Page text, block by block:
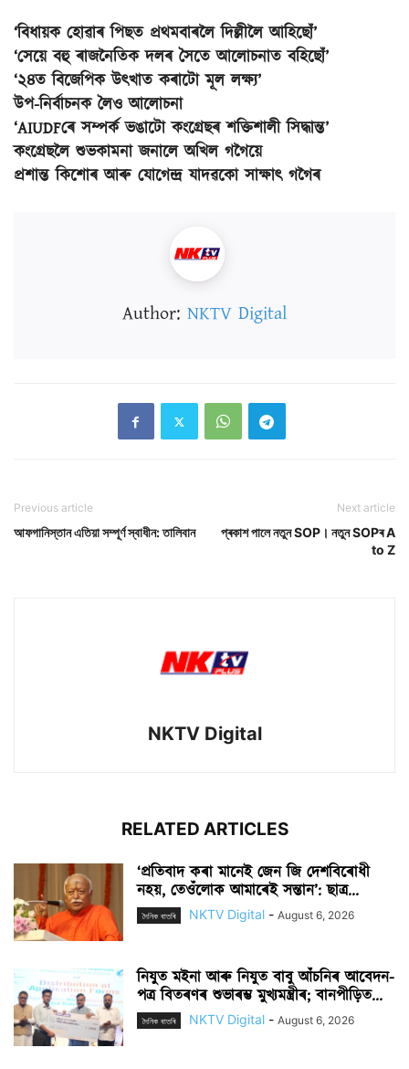
‘বিধায়ক হোৱাৰ পিছত প্ৰথমবাৰলৈ দিল্লীলৈ আহিছোঁ’
‘সেয়ে বহু ৰাজনৈতিক দলৰ সৈতে আলোচনাত বহিছোঁ’
‘২৪ত বিজেপিক উৎখাত কৰাটো মূল লক্ষ্য’
উপ-নিৰ্বাচনক লৈও আলোচনা
‘AIUDFৰে সম্পৰ্ক ভঙাটো কংগ্ৰেছৰ শক্তিশালী সিদ্ধান্ত’
কংগ্ৰেছলৈ শুভকামনা জনালে অখিল গগৈয়ে
প্ৰশান্ত কিশোৰ আৰু যোগেন্দ্ৰ যাদৱকো সাক্ষাৎ গগৈৰ
Author: NKTV Digital
Previous article
আফগানিস্তান এতিয়া সম্পূৰ্ণ স্বাধীন: তালিবান
Next article
প্ৰকাশ পালে নতুন SOP। নতুন SOPৰ A
to Z
NKTV Digital
RELATED ARTICLES
‘প্ৰতিবাদ কৰা মানেই জেন জি দেশবিৰোধী
নহয়, তেওঁলোক আমাৰেই সন্তান’: ছাত্ৰ...
দৈনিক বাতৰি NKTV Digital - August 6, 2026
নিযুত মইনা আৰু নিযুত বাবু আঁচনিৰ আবেদন-
পত্ৰ বিতৰণৰ শুভাৰম্ভ মুখ্যমন্ত্ৰীৰ; বানপীড়িত...
দৈনিক বাতৰি NKTV Digital - August 6, 2026